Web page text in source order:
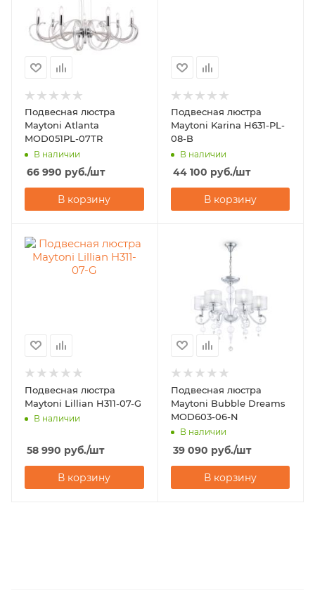
Подвесная люстра
Maytoni Atlanta
MOD051PL-07TR
В наличии
66 990 руб./шт
В корзину
Подвесная люстра
Maytoni Karina H631-PL-
08-B
В наличии
44 100 руб./шт
В корзину
Подвесная люстра
Maytoni Lillian H311-07-G
В наличии
58 990 руб./шт
В корзину
Подвесная люстра
Maytoni Bubble Dreams
MOD603-06-N
В наличии
39 090 руб./шт
В корзину